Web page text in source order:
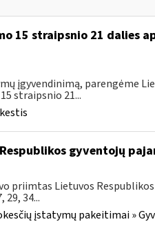
15 straipsnio 21 dalies
įgyvendinimą, parengėme
straipsnio 21...
gyventojų
priimtas Lietuvos
29, 34...
įstatymų pakeitimai »